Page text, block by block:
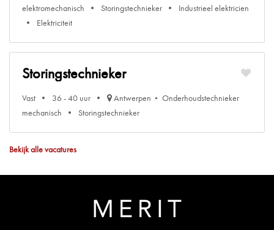
elektromechanisch
Storingstechnieker
Industrieel elektricien
Elektriciteit
Storingstechnieker
Vast 36 - 40 uur Antwerpen
Onderhoudstechnieker
mechanisch
Storingstechnieker
Bekijk alle vacatures